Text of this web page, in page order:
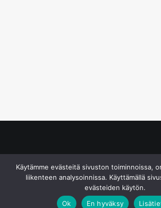
Käytämme evästeitä sivuston toiminnoissa,
liikenteen analysoinnissa. Käyttämällä
evästeiden käytön.
Ok
En hyväksy